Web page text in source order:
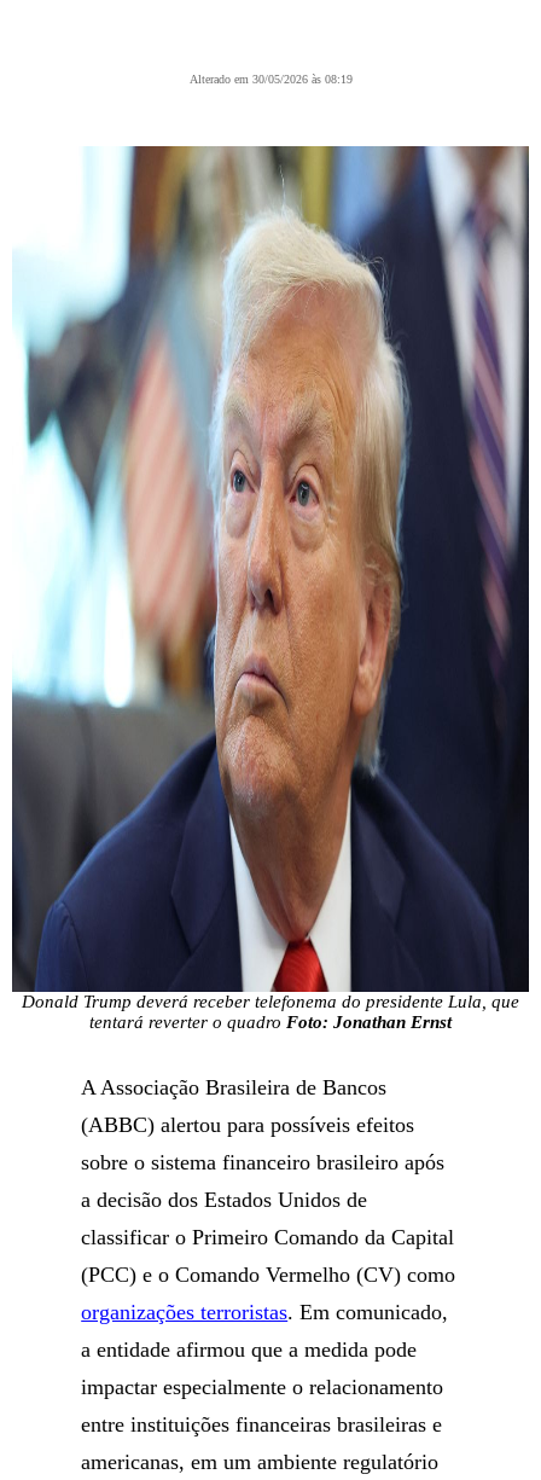
Alterado em 30/05/2026 às 08:19
Donald Trump deverá receber telefonema do presidente Lula, que
tentará reverter o quadro Foto: Jonathan Ernst
A Associação Brasileira de Bancos
(ABBC) alertou para possíveis efeitos
sobre o sistema financeiro brasileiro após
a decisão dos Estados Unidos de
classificar o Primeiro Comando da Capital
(PCC) e o Comando Vermelho (CV) como
organizações terroristas. Em comunicado,
a entidade afirmou que a medida pode
impactar especialmente o relacionamento
entre instituições financeiras brasileiras e
americanas, em um ambiente regulatório